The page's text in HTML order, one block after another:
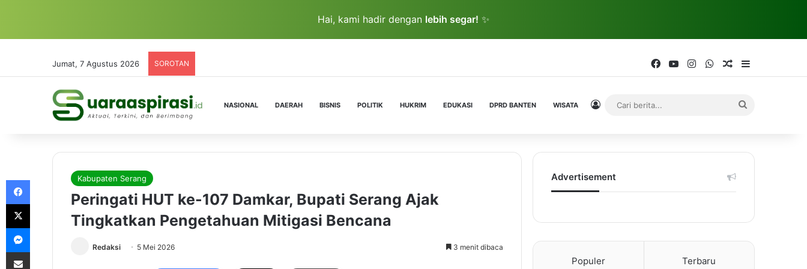
Hai, kami hadir dengan lebih segar! ✨
Jumat, 7 Agustus 2026 SOROTAN FacebookYouTubeInstagramWhatsAppRandom Article
NASIONAL DAERAH BISNIS POLITIK HUKRIM EDUKASI DPRD BANTEN WISATA Log In
Kabupaten Serang
Peringati HUT ke-107 Damkar, Bupati Serang Ajak
Tingkatkan Pengetahuan Mitigasi Bencana
Redaksi 5 Mei 2026 3 menit dibaca
Advertisement
Populer Terbaru